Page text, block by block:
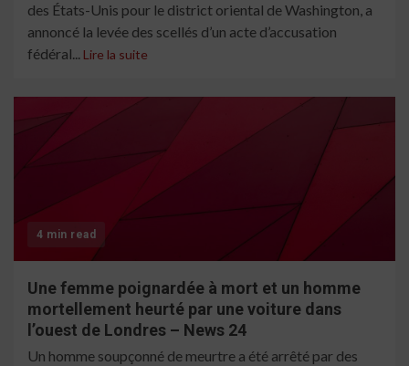
des États-Unis pour le district oriental de Washington, a
annoncé la levée des scellés d’un acte d’accusation
fédéral... Lire la suite
4 min read
Une femme poignardée à mort et un homme
mortellement heurté par une voiture dans
l’ouest de Londres – News 24
Un homme soupçonné de meurtre a été arrêté par des